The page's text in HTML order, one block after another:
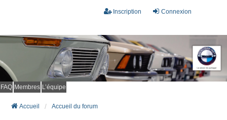
Connexion
Inscription
FAQ Membres L’équipe
Accueil Accueil du forum